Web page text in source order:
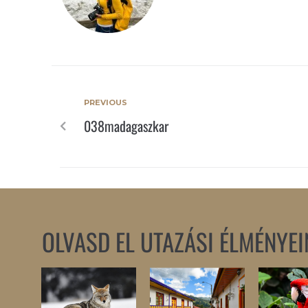
PREVIOUS
038madagaszkar
OLVASD EL UTAZÁSI